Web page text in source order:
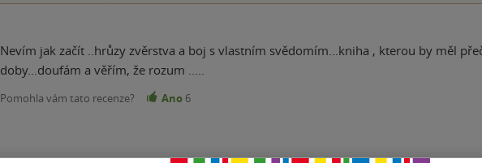
Nevím jak začít ..hrůzy zvěrstva a boj s vlastním svědomím...kniha , kterou by měl
doby...doufám a věřím, že rozum .....
Pomohla vám tato recenze? Ano 6